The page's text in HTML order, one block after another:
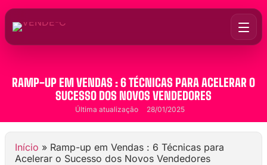
RAMP-UP EM VENDAS : 6 TÉCNICAS PARA ACELERAR O
SUCESSO DOS NOVOS VENDEDORES
Última atualização 28/01/2025
Início » Ramp-up em Vendas : 6 Técnicas para
Acelerar o Sucesso dos Novos Vendedores